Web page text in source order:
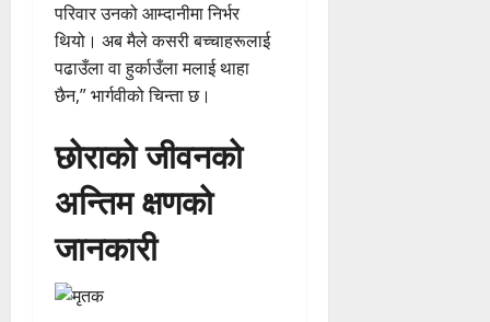
परिवार उनको आम्दानीमा निर्भर
थियो। अब मैले कसरी बच्चाहरूलाई
पढाउँला वा हुर्काउँला मलाई थाहा
छैन,” भार्गवीको चिन्ता छ।
छोराको जीवनको
अन्तिम क्षणको
जानकारी